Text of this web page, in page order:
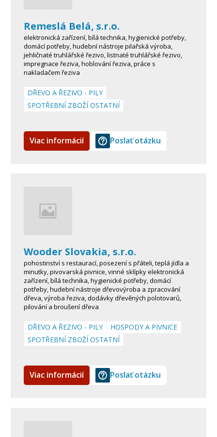
Remeslá Belá, s.r.o.
elektronická zařízení, bílá technika, hygienické potřeby,
domácí potřeby, hudební nástroje pilařská výroba,
jehličnaté truhlářské řezivo, listnaté truhlářské řezivo,
impregnace řeziva, hoblování řeziva, práce s
nakladačem řeziva
DŘEVO A ŘEZIVO - PILY
SPOTŘEBNÍ ZBOŽÍ OSTATNÍ
Viac informácií Poslať otázku
Wooder Slovakia, s.r.o.
pohostinství s restaurací, posezení s přáteli, teplá jídla a
minutky, pivovarská pivnice, vinné sklípky elektronická
zařízení, bílá technika, hygienické potřeby, domácí
potřeby, hudební nástroje dřevovýroba a zpracování
dřeva, výroba řeziva, dodávky dřevěných polotovarů,
pilování a broušení dřeva
DŘEVO A ŘEZIVO - PILY
HOSPODY A PIVNICE
SPOTŘEBNÍ ZBOŽÍ OSTATNÍ
Viac informácií Poslať otázku